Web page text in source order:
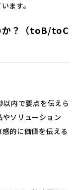
ます。
か？（toB/toC
内で要点を伝えら
ソリューション
的に価値を伝える